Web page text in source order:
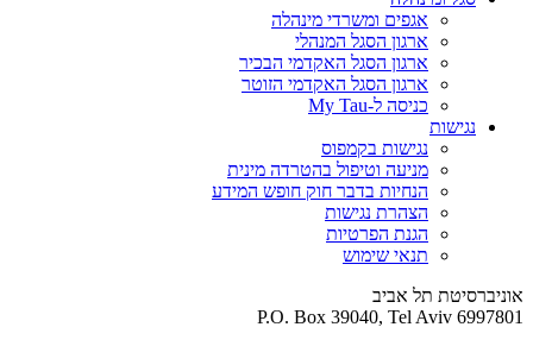
אגפים ומשרדי מינהלה
ארגון הסגל המנהלי
ארגון הסגל האקדמי הבכיר
ארגון הסגל האקדמי הזוטר
כניסה ל-My Tau
נגישות
נגישות בקמפוס
מניעה וטיפול בהטרדה מינית
הנחיות בדבר חוק חופש המידע
הצהרת נגישות
הגנת הפרטיות
תנאי שימוש
אוניברסיטת תל אביב
P.O. Box 39040, Tel Aviv 6997801